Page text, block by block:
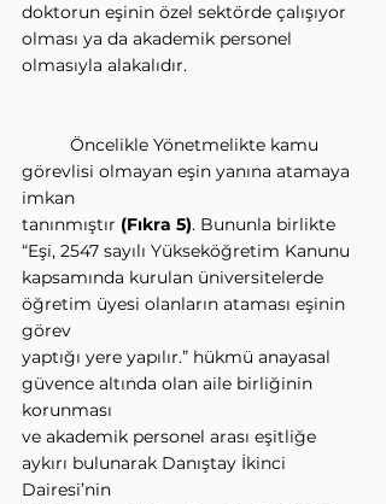
doktorun eşinin özel sektörde çalışıyor
olması ya da akademik personel
olmasıyla alakalıdır.
görevlisi olmayan eşin yanına atamaya
imkan
tanınmıştır (Fıkra 5). Bununla birlikte
“Eşi, 2547 sayılı Yükseköğretim Kanunu
kapsamında kurulan üniversitelerde
öğretim üyesi olanların ataması eşinin
görev
yaptığı yere yapılır.” hükmü anayasal
güvence altında olan aile birliğinin
korunması
ve akademik personel arası eşitliğe
aykırı bulunarak Danıştay İkinci
Dairesi’nin